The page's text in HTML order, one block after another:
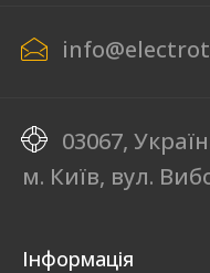
03067,
м. Київ, вул.
Інформація